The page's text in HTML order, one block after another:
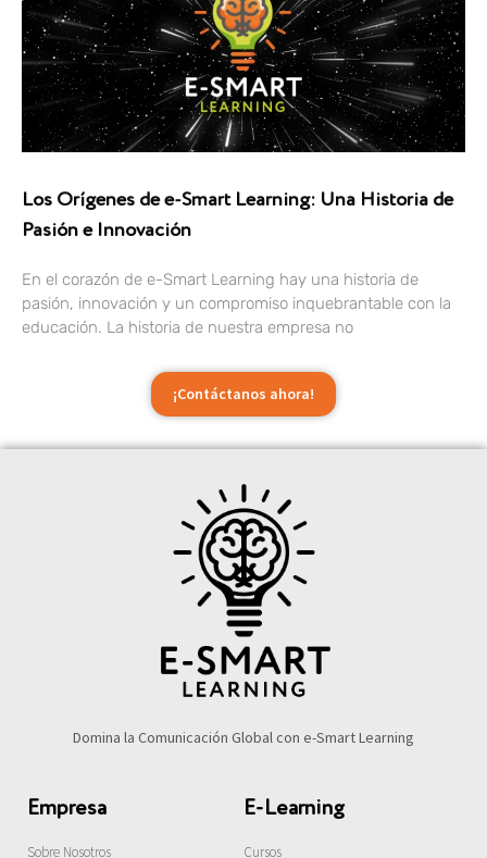
Los Orígenes de e-Smart Learning: Una Historia de
Pasión e Innovación
En el corazón de e-Smart Learning hay una historia de
pasión, innovación y un compromiso inquebrantable con la
educación. La historia de nuestra empresa no
¡Contáctanos ahora!
Domina la Comunicación Global con e-Smart Learning
Empresa
Sobre Nosotros
E-Learning
Cursos